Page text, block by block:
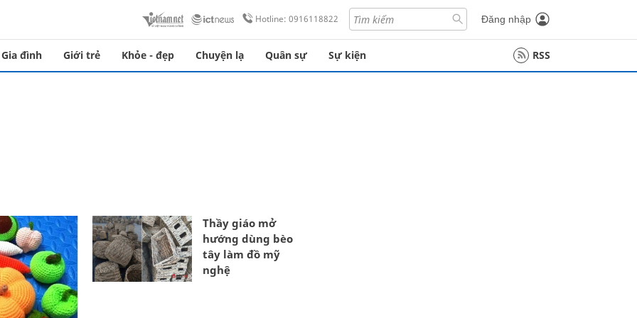
Hotline: 0916118822 Đăng nhập
Gia đình Giới trẻ Khỏe - đẹp Chuyện lạ Quân sự Sự kiện RSS
Thầy giáo mở
hướng dùng bèo
tây làm đồ mỹ
nghệ